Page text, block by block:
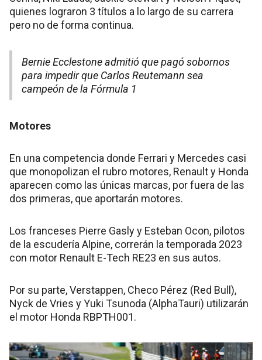
quienes lograron 3 títulos a lo largo de su carrera
pero no de forma continua.
Bernie Ecclestone admitió que pagó sobornos
para impedir que Carlos Reutemann sea
campeón de la Fórmula 1
Motores
En una competencia donde Ferrari y Mercedes casi
que monopolizan el rubro motores, Renault y Honda
aparecen como las únicas marcas, por fuera de las
dos primeras, que aportarán motores.
Los franceses Pierre Gasly y Esteban Ocon, pilotos
de la escudería Alpine, correrán la temporada 2023
con motor Renault E-Tech RE23 en sus autos.
Por su parte, Verstappen, Checo Pérez (Red Bull),
Nyck de Vries y Yuki Tsunoda (AlphaTauri) utilizarán
el motor Honda RBPTH001.